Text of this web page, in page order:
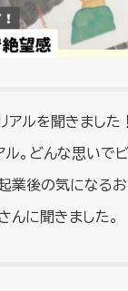
アルを聞きました
ル。どんな思いで
業後の気になるお
んに聞きました。